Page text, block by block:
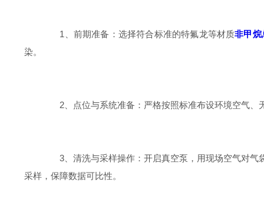
1、前期准备：选择符合标准的特氟龙等材质非甲烷
染。
2、点位与系统准备：严格按照标准布设环境空气、
3、清洗与采样操作：开启真空泵，用现场空气对气
采样，保障数据可比性。